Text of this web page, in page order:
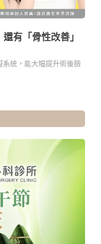
有「骨性改善」
系統，能大幅提升術後臉